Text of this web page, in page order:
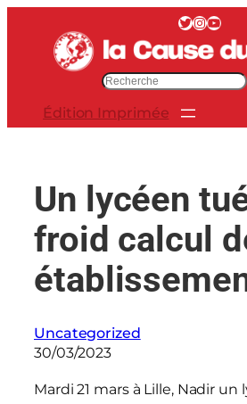
contenu
Twitter InstagramYouTube
e
r
Édition Imprimée
Un lycéen
froid calcul
Uncategorized
30/03/2023
Mardi 21 mars à Lille, Nadir un